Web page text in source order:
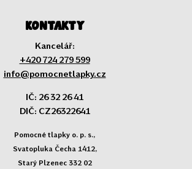
Kontakty
Kancelář:
+420 724 279 599
info@pomocnetlapky.cz
IČ: 26 32 26 41
DIČ: CZ26322641
Pomocné tlapky o. p. s.,
Svatopluka Čecha 1412,
Starý Plzenec 332 02